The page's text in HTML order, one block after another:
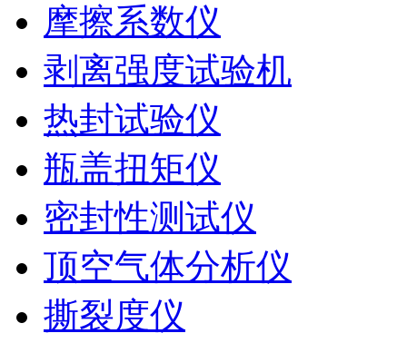
摩擦系数仪
剥离强度试验机
热封试验仪
瓶盖扭矩仪
密封性测试仪
顶空气体分析仪
撕裂度仪